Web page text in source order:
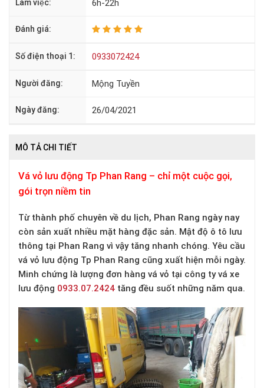
Làm việc: 6h-22h
Đánh giá:
Số điện thoại 1: 0933072424
Người đăng: Mộng Tuyền
Ngày đăng: 26/04/2021
MÔ TẢ CHI TIẾT
Vá vỏ lưu động Tp Phan Rang – chỉ một cuộc gọi,
gói trọn niềm tin
Từ thành phố chuyên về du lịch, Phan Rang ngày nay
còn sản xuất nhiều mặt hàng đặc sản. Mật độ ô tô lưu
thông tại Phan Rang vì vậy tăng nhanh chóng. Yêu cầu
vá vỏ lưu động Tp Phan Rang cũng xuất hiện mỗi ngày.
Minh chứng là lượng đơn hàng vá vỏ tại công ty vá xe
lưu động 0933.07.2424 tăng đều suốt những năm qua.